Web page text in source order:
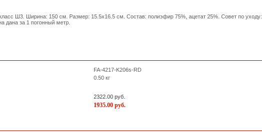
Ш3. Ширина: 150 см. Размер: 15.5x16.5 см. Состав: полиэфир 75%, ацетат 25%. Совет по уходу:
дана за 1 погонный метр.
FA-4217-K206s-RD
0.50 кг
2322.00 руб.
1935.00 руб.